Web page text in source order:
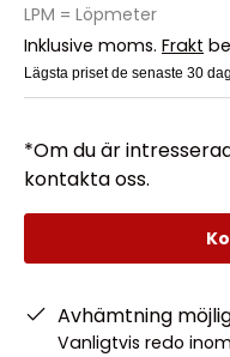
LPM = Löpmeter
Inklusive moms. Frakt
Lägsta priset de senaste 30
*Om du är
kontakta oss.
Avhämtning
Vanligtvis redo